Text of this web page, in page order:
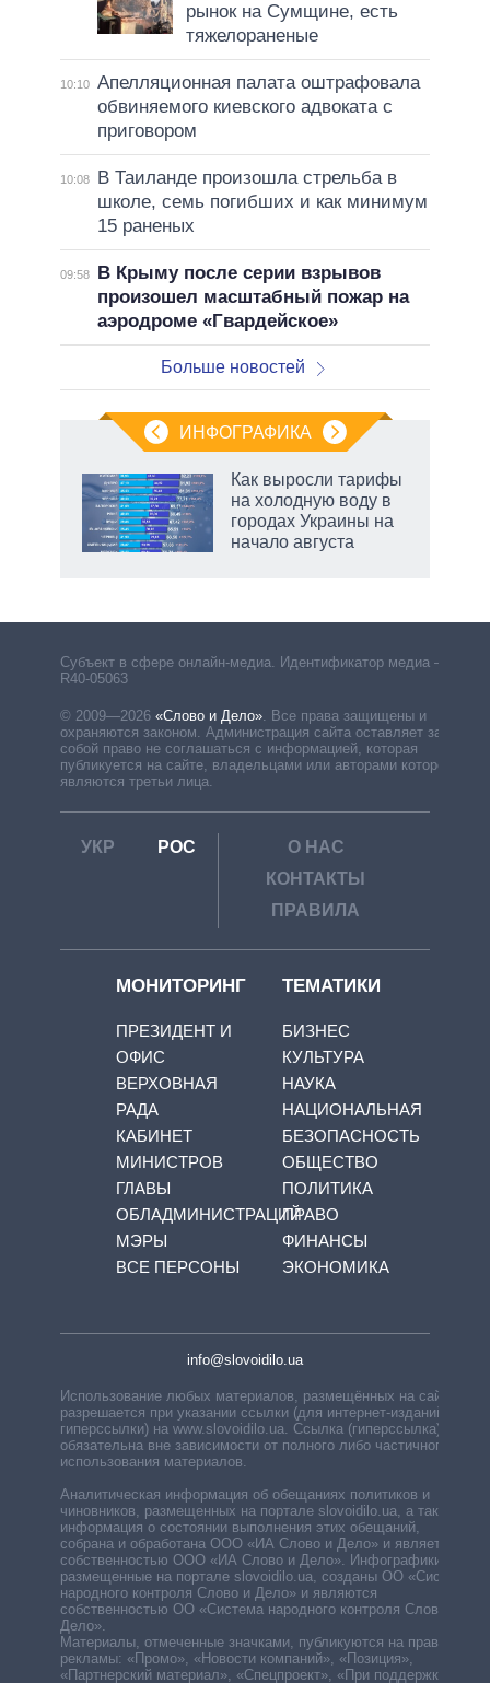
рынок на Сумщине, есть
тяжелораненые
10:10 Апелляционная палата оштрафовала
обвиняемого киевского адвоката с
приговором
10:08
В Таиланде произошла стрельба в
школе, семь погибших и как минимум
15 раненых
09:58
В Крыму после серии взрывов
произошел масштабный пожар на
аэродроме «Гвардейское»
Больше новостей
ИНФОГРАФИКА
Как выросли тарифы
на холодную воду в
городах Украины на
начало августа
Субъект в сфере онлайн-медиа. Идентификатор медиа –
R40-05063
© 2009—2026 «Слово и Дело». Все права защищены и
охраняются законом. Администрация сайта оставляет за
собой право не соглашаться с информацией, которая
публикуется на сайте, владельцами или авторами которой
являются третьи лица.
УКР РОС
О НАС
КОНТАКТЫ
ПРАВИЛА
МОНИТОРИНГ
ПРЕЗИДЕНТ И
ОФИС
ВЕРХОВНАЯ
РАДА
КАБИНЕТ
МИНИСТРОВ
ГЛАВЫ
ОБЛАДМИНИСТРАЦИЙ
МЭРЫ
ВСЕ ПЕРСОНЫ
ТЕМАТИКИ
БИЗНЕС
КУЛЬТУРА
НАУКА
НАЦИОНАЛЬНАЯ
БЕЗОПАСНОСТЬ
ОБЩЕСТВО
ПОЛИТИКА
ПРАВО
ФИНАНСЫ
ЭКОНОМИКА
info@slovoidilo.ua
Использование любых материалов, размещённых на сайте,
разрешается при указании ссылки (для интернет-изданий —
гиперссылки) на www.slovoidilo.ua. Ссылка (гиперссылка)
обязательна вне зависимости от полного либо частичного
использования материалов.
Аналитическая информация об обещаниях политиков и
чиновников, размещенных на портале slovoidilo.ua, а также
информация о состоянии выполнения этих обещаний,
собрана и обработана ООО «ИА Слово и Дело» и является
собственностью ООО «ИА Слово и Дело». Инфографики,
размещенные на портале slovoidilo.ua, созданы ОО «Система
народного контроля Слово и Дело» и являются
собственностью ОО «Система народного контроля Слово и
Дело».
Материалы, отмеченные значками, публикуются на правах
рекламы: «Промо», «Новости компаний», «Позиция»,
«Партнерский материал», «Спецпроект», «При поддержке».